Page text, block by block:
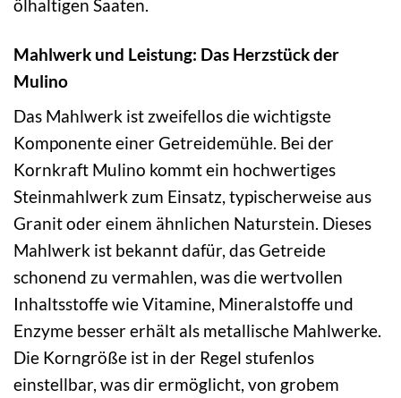
ölhaltigen Saaten.
Mahlwerk und Leistung: Das Herzstück der
Mulino
Das Mahlwerk ist zweifellos die wichtigste
Komponente einer Getreidemühle. Bei der
Kornkraft Mulino kommt ein hochwertiges
Steinmahlwerk zum Einsatz, typischerweise aus
Granit oder einem ähnlichen Naturstein. Dieses
Mahlwerk ist bekannt dafür, das Getreide
schonend zu vermahlen, was die wertvollen
Inhaltsstoffe wie Vitamine, Mineralstoffe und
Enzyme besser erhält als metallische Mahlwerke.
Die Korngröße ist in der Regel stufenlos
einstellbar, was dir ermöglicht, von grobem